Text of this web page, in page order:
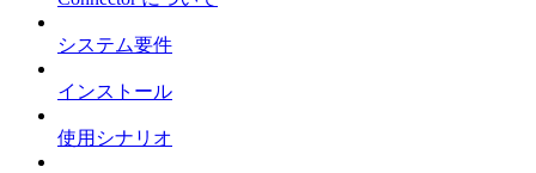
システム要件
インストール
使用シナリオ